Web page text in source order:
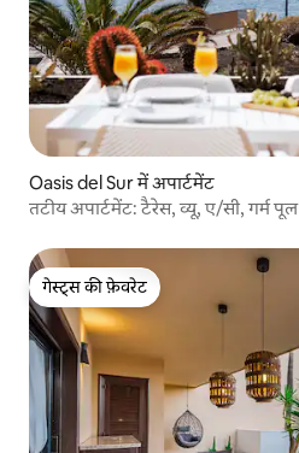
Oasis del Sur में अपार्टमेंट
तटीय अपार्टमेंट: टैरेस, व्यू, ए/सी, गर्म पूल
गेस्ट्स की फ़ेवरेट
गेस्ट्स की फ़ेवरेट